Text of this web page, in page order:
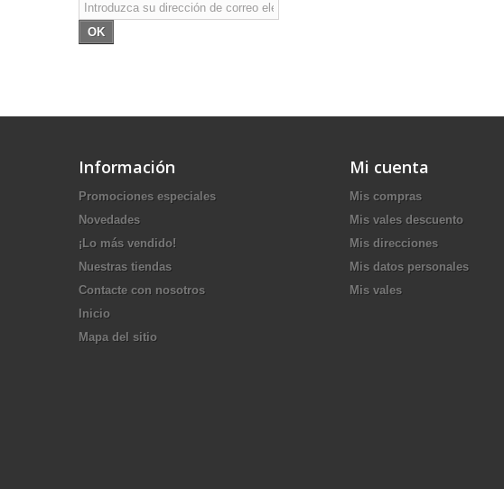
OK
Información
Promociones especiales
Novedades
¡Lo más vendido!
Nuestras tiendas
Contacte con nosotros
Inicio
Mapa del sitio
Mi cuenta
Mis compras
Mis vales descuento
Mis direcciones
Mis datos personales
Mis vales